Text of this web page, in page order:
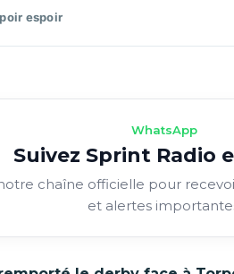
espoir
WhatsApp
Suivez Sprint Radio
chaîne officielle pour
et alertes